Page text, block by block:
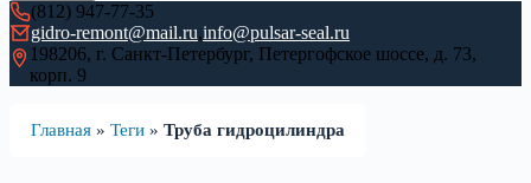
(812) 947-77-35
gidro-remont@mail.ru,info@pulsar-seal.ru
198206, г. Санкт-Петербург, Петергофское шоссе, д. 73,
корп. 9
Главная » Теги » Труба гидроцилиндра